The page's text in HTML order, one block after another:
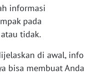
informasi
pada
tidak.
di awal, info
bisa membuat Anda